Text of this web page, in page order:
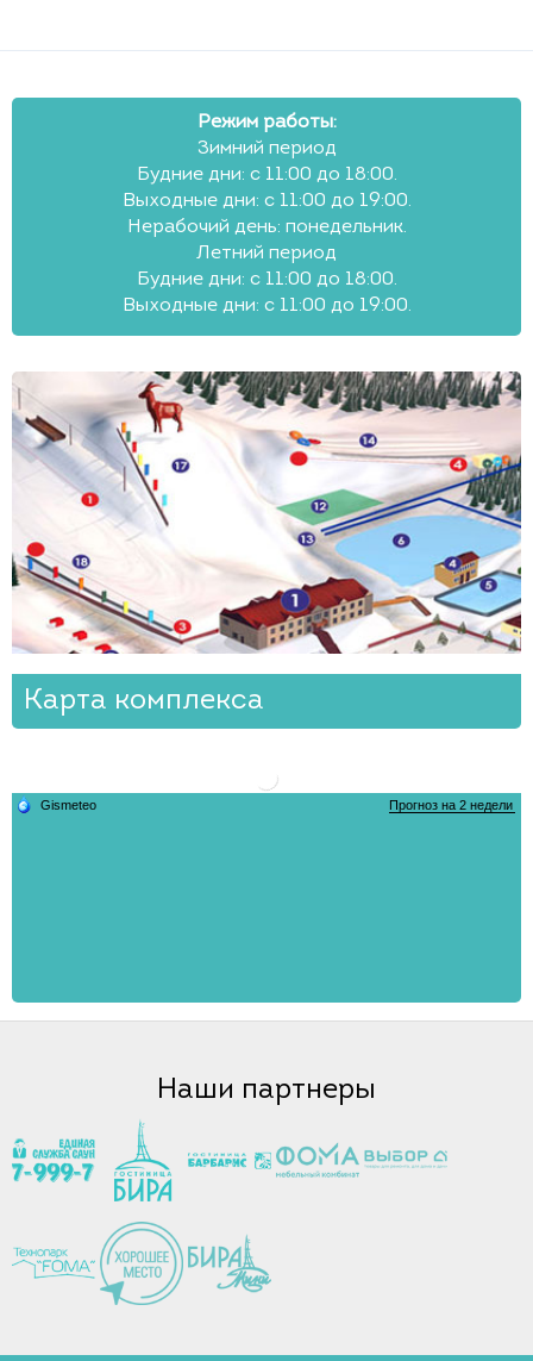
Режим работы:
Зимний период
Будние дни: с 11:00 до 18:00.
Выходные дни: с 11:00 до 19:00.
Нерабочий день: понедельник.
Летний период
Будние дни: с 11:00 до 18:00.
Выходные дни: с 11:00 до 19:00.
Карта комплекса
Наши партнеры